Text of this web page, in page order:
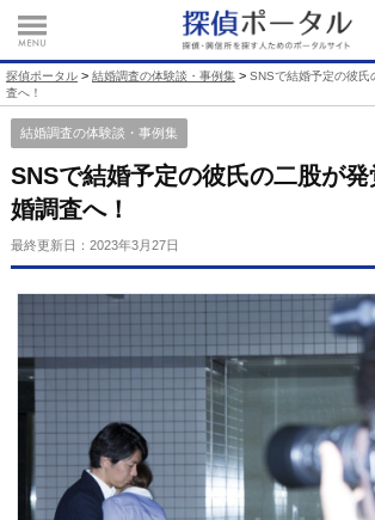
探偵ポータル > 結婚調査の体験談・事例集 > SNSで結婚予定の彼氏
査へ！
結婚調査の体験談・事例集
SNSで結婚予定の彼氏の二股が
婚調査へ！
最終更新日： 2023年3月27日